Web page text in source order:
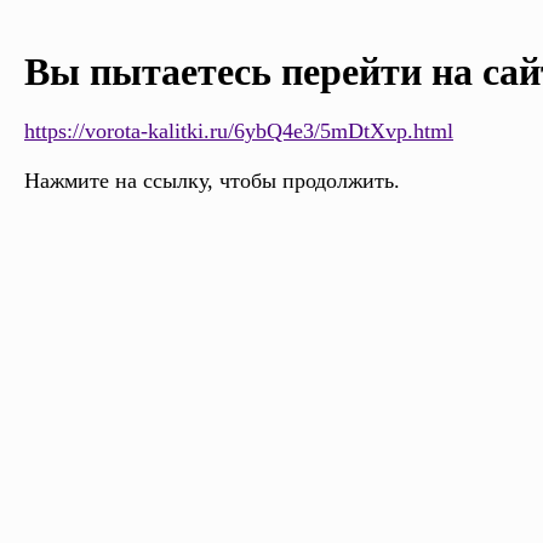
Вы пытаетесь перейти на
https://vorota-kalitki.ru/6ybQ4e3/5mDtXvp.html
Нажмите на ссылку, чтобы продолжить.